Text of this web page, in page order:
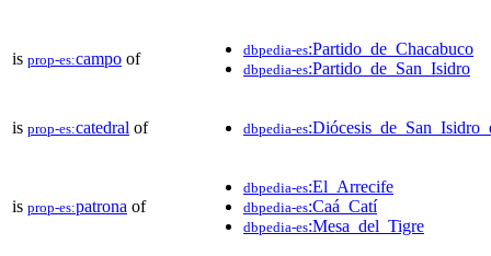
is prop-es:campo of dbpedia-es:Partido_de_Chacabuco
dbpedia-es:Partido_de_San_Isidro
is prop-es:catedral of dbpedia-es
is prop-es:patrona of
dbpedia-es:El_Arrecife
dbpedia-es:Caá_Catí
dbpedia-es:Mesa_del_Tigre